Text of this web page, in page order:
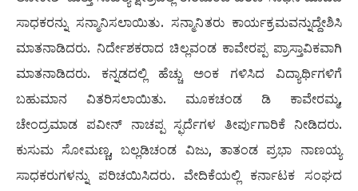
ಸಾಧಕರನ್ನು ಸನ್ಮಾನಿಸಲಾಯಿತು. ಸನ್ಮಾನಿತರು ಕಾರ್ಯಕ್ರಮವನ್ನುದ್ದೇಶಿಸಿ
ಮಾತನಾಡಿದರು. ನಿರ್ದೇಶಕರಾದ ಚಿಲ್ಲವಂಡ ಕಾವೇರಪ್ಪ ಪ್ರಾಸ್ತಾವಿಕವಾಗಿ
ಮಾತನಾಡಿದರು. ಕನ್ನಡದಲ್ಲಿ ಹೆಚ್ಚು ಅಂಕ ಗಳಿಸಿದ ವಿದ್ಯಾರ್ಥಿಗಳಿಗೆ
ಬಹುಮಾನ ವಿತರಿಸಲಾಯಿತು. ಮೂಕಚಂಡ ಡಿ ಕಾವೇರಮ್ಮ,
ಚೇಂದ್ರಮಾಡ ಪವೀನ್ ನಾಚಪ್ಪ ಸ್ಫರ್ದೆಗಳ ತೀರ್ಪುಗಾರಿಕೆ ನೀಡಿದರು.
ಕುಸುಮ ಸೋಮಣ್ಣ, ಬಲ್ಲಡಿಚಂಡ ವಿಜು, ತಾತಂಡ ಪ್ರಭಾ ನಾಣಯ್ಯ
ಸಾಧಕರುಗಳನ್ನು ಪರಿಚಯಿಸಿದರು. ವೇದಿಕೆಯಲ್ಲಿ ಕರ್ನಾಟಕ ಸಂಘದ